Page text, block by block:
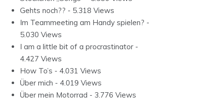
Gehts noch?? - 5.318 Views
Im Teammeeting am Handy spielen? -
5.030 Views
I am a little bit of a procrastinator -
4.427 Views
How To’s - 4.031 Views
Über mich - 4.019 Views
Über mein Motorrad - 3.776 Views